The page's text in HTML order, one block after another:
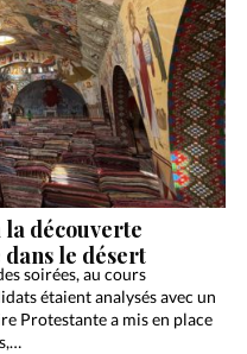
découverte
le désert
soirées, au cours
étaient analysés avec un
Protestante a mis en place